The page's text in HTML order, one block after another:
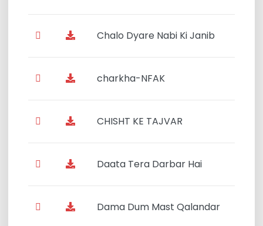
Chalo Dyare Nabi Ki Janib
charkha-NFAK
CHISHT KE TAJVAR
Daata Tera Darbar Hai
Dama Dum Mast Qalandar